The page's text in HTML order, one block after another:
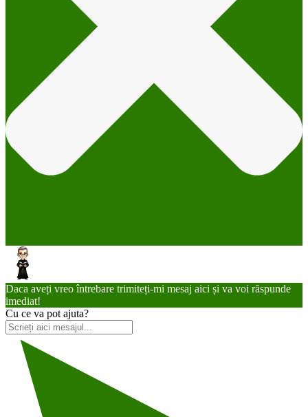
Daca aveți vreo întrebare trimiteți-mi mesaj aici și va voi răspunde
imediat!
Cu ce va pot ajuta?